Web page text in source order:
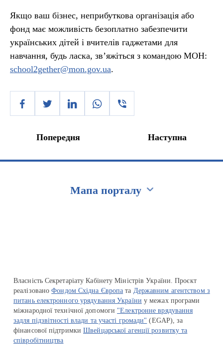
Якщо ваш бізнес, неприбуткова організація або
фонд має можливість безоплатно забезпечити
українських дітей і вчителів гаджетами для
навчання, будь ласка, зв’яжіться з командою МОН:
school2gether@mon.gov.ua.
Попередня Наступна
Мапа порталу
Власність Секретаріату Кабінету Міністрів України. Проєкт
реалізованоФондом Східна Європа та Державним агентством з
питань електронного урядування України у межах програми
міжнародної технічної допомоги "Електронне врядування
задля підзвітності влади та участі громади" (EGAP), за
фінансової підтримкиШвейцарської агенції розвитку та
співробітництва